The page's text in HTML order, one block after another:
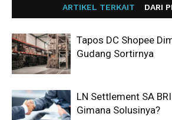
ARTIKEL TERKAIT DARI
Tapos DC Shopee
Gudang Sortirnya
LN Settlement SA
Gimana Solusinya?